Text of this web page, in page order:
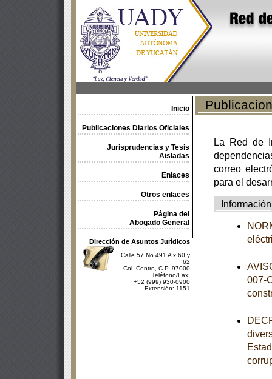
Inicio
Publicaciones Diarios Oficiales
Jurisprudencias y Tesis
Aisladas
Enlaces
Otros enlaces
Página del
Abogado General
Dirección de Asuntos Jurídicos
Calle 57 No 491 A x 60 y
62
Col. Centro, C.P. 97000
Teléfono/Fax:
+52 (999) 930-0900
Extensión: 1151
La Red de
correo
para el
Información
007-